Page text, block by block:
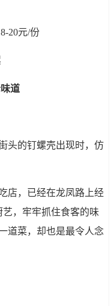
20元/份
道
头的钉螺壳出现时，仿
店，已经在龙凤路上经
，牢牢抓住食客的味
道菜，却也是最令人念